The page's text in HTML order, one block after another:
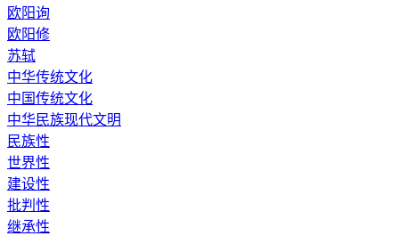
欧阳询
欧阳修
苏轼
中华传统文化
中国传统文化
中华民族现代文明
民族性
世界性
建设性
批判性
继承性